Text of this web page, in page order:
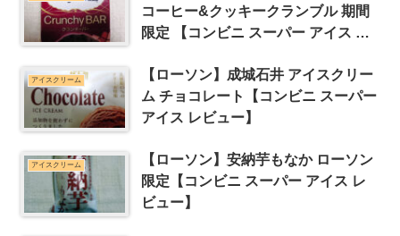
コーヒー&クッキークランブル 期間
限定 【コンビニ スーパー アイス レ
アイスクリーム
【ローソン】成城石井 アイスクリー
ム チョコレート【コンビニ スーパー
アイス レビュー】
アイスクリーム
【ローソン】安納芋もなか ローソン
限定【コンビニ スーパー アイス レ
ビュー】